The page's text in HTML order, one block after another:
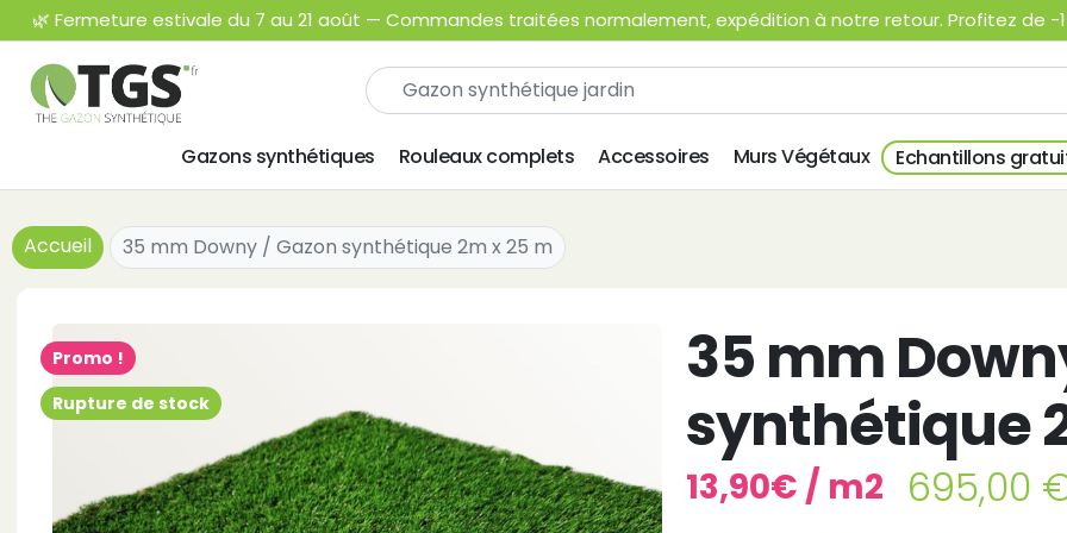
🌿 Fermeture estivale du 7 au 21 août — Commandes traitées normalement, expédition à notre retour. Profitez de -
Gazons synthétiques Rouleaux complets Accessoires Murs Végétaux Echantillons
Accueil 35 mm Downy / Gazon synthétique 2m x 25 m
Promo !
Rupture de stock
35 mm
synthétique
13,90€ / m2 695,00